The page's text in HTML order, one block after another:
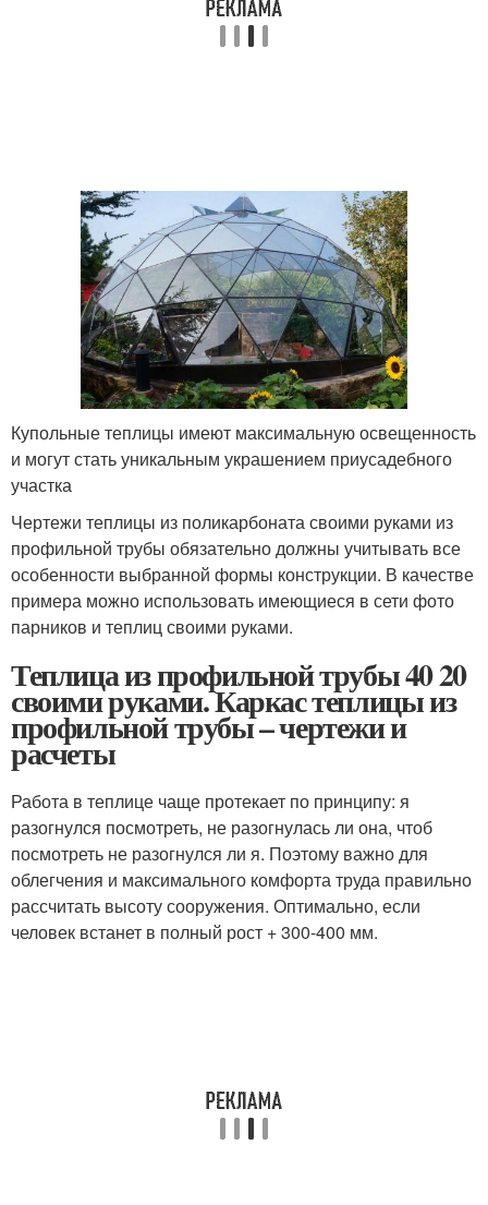
Купольные теплицы имеют максимальную освещенность
и могут стать уникальным украшением приусадебного
участка
Чертежи теплицы из поликарбоната своими руками из
профильной трубы обязательно должны учитывать все
особенности выбранной формы конструкции. В качестве
примера можно использовать имеющиеся в сети фото
парников и теплиц своими руками.
Теплица из профильной трубы 40 20
своими руками. Каркас теплицы из
профильной трубы – чертежи и
расчеты
Работа в теплице чаще протекает по принципу: я
разогнулся посмотреть, не разогнулась ли она, чтоб
посмотреть не разогнулся ли я. Поэтому важно для
облегчения и максимального комфорта труда правильно
рассчитать высоту сооружения. Оптимально, если
человек встанет в полный рост + 300-400 мм.